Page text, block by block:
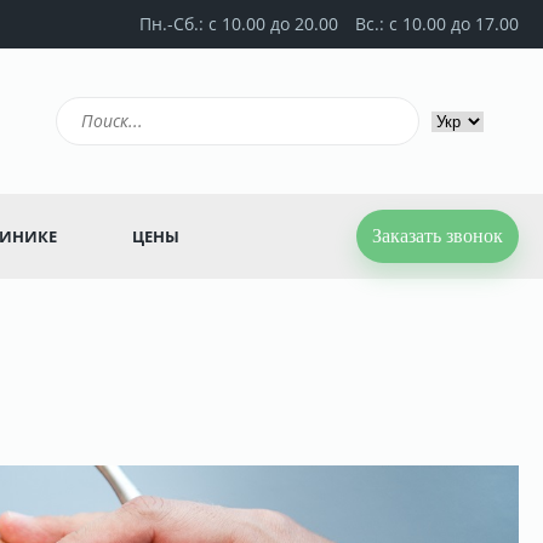
Пн.-Сб.: с 10.00 до 20.00 Вс.: с 10.00 до 17.00
ЦЕНЫ Заказать звонок